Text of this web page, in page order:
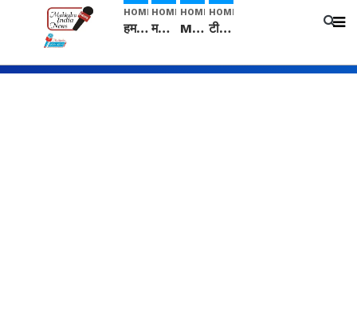
HOME
हम सनातनी..." सांसद kangana Ranaut से क्या बोली लड़की? Viral Jantar-Mantar | CJP protest
HOME
मनीषा हत्याकांड: हत्या, आत्महत्या या कोई बड़ा राज? | Full Story | Josh Haryana
HOME
Mangalsutra: हिंदू धर्म में शादी के बाद मंगलसूत्र क्यों पहनती है महिलाएं, किसने शुरु की ये परंपरा
HOME
टीम बीकेई ने एग्रीकल्चर ग्रेड की यूरिया खाद गट्टों में बदलकर टेक्निकल ग्रेड में बेचने वालों पर करवाई कार्रवाई: लखविंदर सिंह औलख